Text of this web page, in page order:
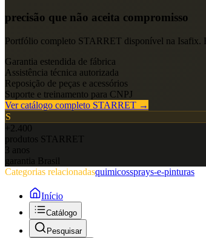
precisão que não aceita compromisso
Portfólio completo STARRET disponível na Isafix.
Garantia estendida de fábrica
Assistência técnica autorizada
Reposição de peças e acessórios
Suporte e treinamento para CNPJ
Ver catálogo completo STARRET →
S
+2.400
produtos STARRET
3 anos
garantia Brasil
Categorias relacionadasquimicossprays-e-pinturas
Início
Catálogo
Pesquisar